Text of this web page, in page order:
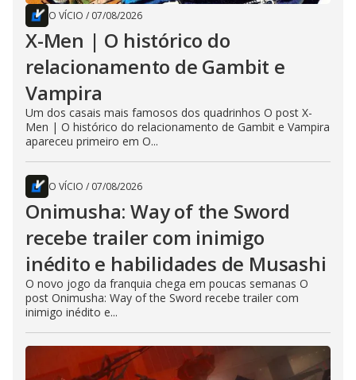
O VÍCIO / 07/08/2026
X-Men | O histórico do
relacionamento de Gambit e
Vampira
Um dos casais mais famosos dos quadrinhos O post X-
Men | O histórico do relacionamento de Gambit e Vampira
apareceu primeiro em O...
O VÍCIO / 07/08/2026
Onimusha: Way of the Sword
recebe trailer com inimigo
inédito e habilidades de Musashi
O novo jogo da franquia chega em poucas semanas O
post Onimusha: Way of the Sword recebe trailer com
inimigo inédito e...